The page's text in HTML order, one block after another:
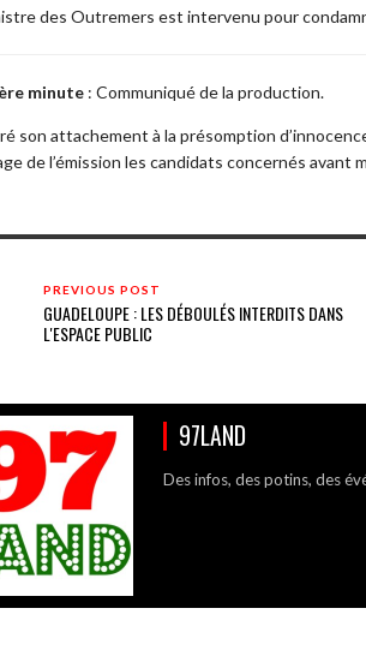
des Outremers est intervenu pour
minute : Communiqué de la production.
son attachement à la présomption
de l’émission les candidats concernés avant
PREVIOUS POST
GUADELOUPE : LES DÉBOULÉS INTERDITS DANS
L'ESPACE PUBLIC
97LAND
Des infos, des potins, des